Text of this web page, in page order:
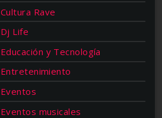
Cultura Rave
Dj Life
Educación y Tecnología
Entretenimiento
Eventos
Eventos musicales